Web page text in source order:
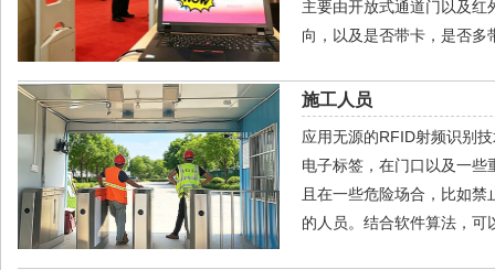
主要由开放式通道门以及
向，以及是否带卡，是否多
施工人员
应用无源的RFID射频识别
电子标签，在门口以及一
且在一些危险场合，比如
的人员。结合软件算法，可